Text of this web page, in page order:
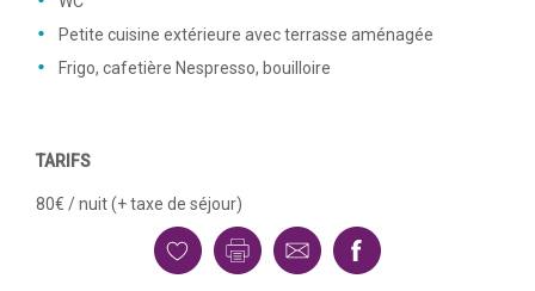
Petite cuisine extérieure avec terrasse aménagée
Frigo, cafetière Nespresso, bouilloire
TARIFS
80€ / nuit (+ taxe de séjour)